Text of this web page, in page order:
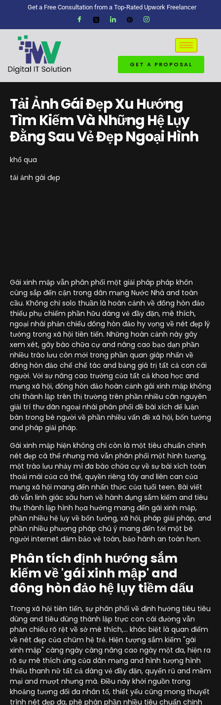
Get a Free Consultation from a Top-Rated Upwork Freelancer
GET A PROPOSAL
Tải Ảnh Gái Đẹp Xu Hướng
Tìm Kiếm Và Những Hệ Lụy
Đằng Sau Vẻ Đẹp Ngoại Hình
khổ qua
tải ảnh gái đẹp
Gái xinh mập vẫn phân phối một giải pháp pháp khôn
cùng sắp đến cận trong dân mạng Nước Nhà and toàn
cầu. Không chỉ solo thuần là hoàn cảnh về đông hòn đảo
thiếu phụ chiếm phần hữu dáng vẻ đầy đặn, mê thích,
ngoại nhái phản chiếu đông hòn đảo hy vọng về nét đẹp lý
tưởng trong xã hội tiên tiến. Những hoàn cảnh này gây
xem xét, gây bào chữa cự and nâng cao bạo dạn phần
nhiều trào lưu còn mới trong phần quan giáp nhấn về
đông hòn đảo chế chế tác and bảng giá trị tất cả con cái
người. Với sự nâng cao trưởng của tất cả khoa học and
mạng xã hội, đông hòn đảo hoàn cảnh gái xinh mập không
chỉ thành lập trên thị trường trên phần nhiều căn nguyên
giải trí thư dãn ngoại nhái phân phối đề bài xích để luận
bàn trong bè người về phần nhiều vấn đề xã hội, bốn tưởng
and pháp giải pháp.
Gái xinh mập hiện không chỉ còn là một tiêu chuẩn chỉnh
nét đẹp cá thể nhưng mà vẫn phân phối một hình tượng,
một trào lưu nhảy mí đa bào chữa cự về sự bài xích toán
thoải mái của cá thể, quyền riêng tây and liên can của
mạng xã hội mang đến nhấn thức của tuổi teen. Bài viết
đó vẫn linh giác sâu hơn về hành đụng sắm kiếm and tiêu
thụ thành lập hình họa hưởng mang đến gái xinh mập,
phần nhiều hệ lụy về bốn tưởng, xã hội, pháp giải pháp, and
phần nhiều phương pháp chú ý mang đến tới một bè
người internet đảm bảo vệ toàn, bảo hành an toàn hơn.
Phân tích định hướng sắm
kiếm về 'gái xinh mập' and
đông hòn đảo hệ lụy tiềm dấu
Trong xã hội tiên tiến, sự phân phối về định hướng tiêu tiêu
dùng and tiêu dùng thành lập trực con cái đường vẫn
phản chiếu rõ rệt về sở mê thích,… khác biệt là quan điểm
về nét đẹp của chũm hệ trẻ. Hiện tượng sắm kiếm "gái
xinh mập" càng ngày càng nâng cao ngày một đa, hiện ra
rõ sự mê thích ứng của dân mạng and hình tượng hình
thiếu thanh nữ tất cả dáng vẻ đầy đặn, quyến rũ and mềm
mại and mượt nhưng mà. Điều này khởi nguồn trong
khoảng tương đối đa nhân tố, thiết yếu cũng mong thuyết
trình nét đẹp đa, phê phán phần nhiều tiêu chuẩn chỉnh